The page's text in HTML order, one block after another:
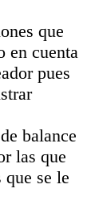
que
en cuenta
pues
balance
las que
se le